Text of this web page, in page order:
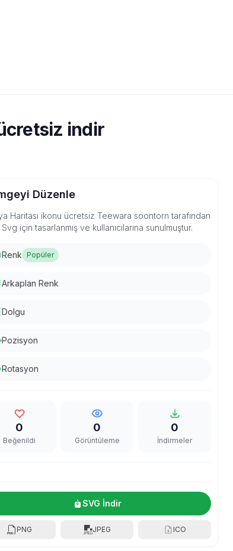
indir
Düzenle
Haritası ikonu ücretsiz Teewara soontorn tarafından
için tasarlanmış ve kullanıcılarına sunulmuştur.
Renk Popüler
Arkaplan Renk
Dolgu
Pozisyon
Rotasyon
0
Beğenildi
0
Görüntüleme
0
İndirmeler
SVG İndir
PNG JPEG ICO